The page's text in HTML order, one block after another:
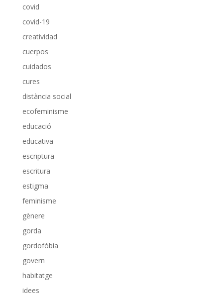
covid
covid-19
creatividad
cuerpos
cuidados
cures
distància social
ecofeminisme
educació
educativa
escriptura
escritura
estigma
feminisme
gènere
gorda
gordofóbia
govern
habitatge
idees